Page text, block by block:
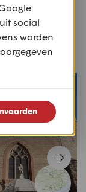
social
worden